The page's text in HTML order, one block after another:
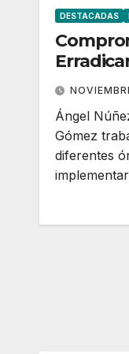
DESTACADAS
Ángel
Gómez
diferentes